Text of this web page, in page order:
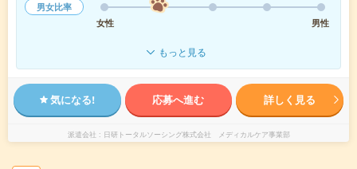
男女比率
女性
男性
もっと見る
気になる! 応募へ進む 詳しく見る
派遣会社 日研トータルソーシング株式会社 メディカルケア事業部